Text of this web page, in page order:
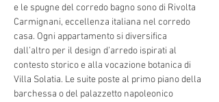
e le spugne del corredo bagno sono di Rivolta
Carmignani, eccellenza italiana nel corredo
casa. Ogni appartamento si diversifica
dall’altro per il design d’arredo ispirati al
contesto storico e alla vocazione botanica di
Villa Solatia. Le suite poste al primo piano della
barchessa o del palazzetto napoleonico